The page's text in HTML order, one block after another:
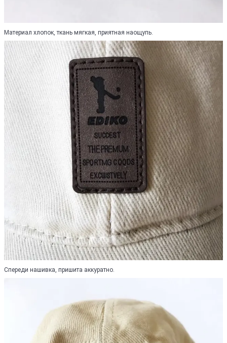
Материал хлопок, ткань мягкая, приятная наощупь.
Спереди нашивка, пришита аккуратно.